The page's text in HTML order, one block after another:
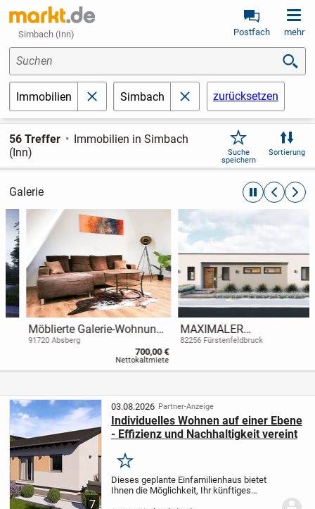
Simbach (Inn) Postfach mehr
Suchen
Immobilien schließenSimbach schließenzurücksetzen
56 Treffer
Immobilien in Simbach
(Inn)
Suche
speichern
Sortierung
Galerie automatische
Möblierte Galerie-Wohnung
im Herzen des Fränkischen
91720 Absberg
700,00 €
Nettokaltmiete
MAXIMALER
WOHNKOMFORT AUF
EINER EBENE
82256 Fürstenfeldbruck
7
03.08.2026 Partner-Anzeige
Individuelles Wohnen auf einer Ebene
- Effizienz und Nachhaltigkeit vereint
Merken
Dieses geplante Einfamilienhaus bietet
Ihnen die Möglichkeit, Ihr künftiges